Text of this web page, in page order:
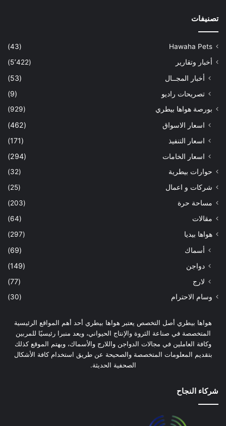
تصنيفات
Hawaha Pets
(43)
أخبار وتقارير
(5٬422)
أخبار المجــال
(53)
تصريحات راديو
(9)
بورصة هواها بيطري (929)
اسعار الاسواق
(462)
اسعار التنفيذ
(171)
اسعار الخامات
(294)
حوارات بيطرية
(32)
شركات و اعمال
(25)
مساحة حرة
(203)
مقالات
(64)
هواها بيديا
(297)
أسماك
(69)
دواجن
(149)
لارج
(77)
وسام الاحترام (30)
هواها بيطري أصل التخصص يعتبر هواها بيطري أحد أهم المواقع الرئيسية
المتخصصة في صناعة الثروة والإنتاج الحيواني، ويعد منبرا رئيسيًا للمربين
وكافة العاملين في مجالات الدواجن واللارج والأسماك، ويهتم الموقع كذلك
بتقديم المعلومات المتخصصة والصحيحة عن طريق استخدام كافة الأشكال
الصحفية الحديثة.
شركاء النجاح